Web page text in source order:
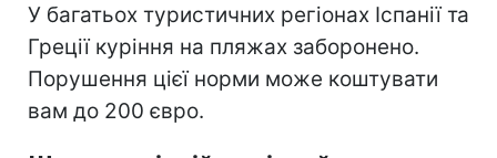
У багатьох туристичних регіонах Іспанії та
Греції куріння на пляжах заборонено.
Порушення цієї норми може коштувати
вам до 200 євро.